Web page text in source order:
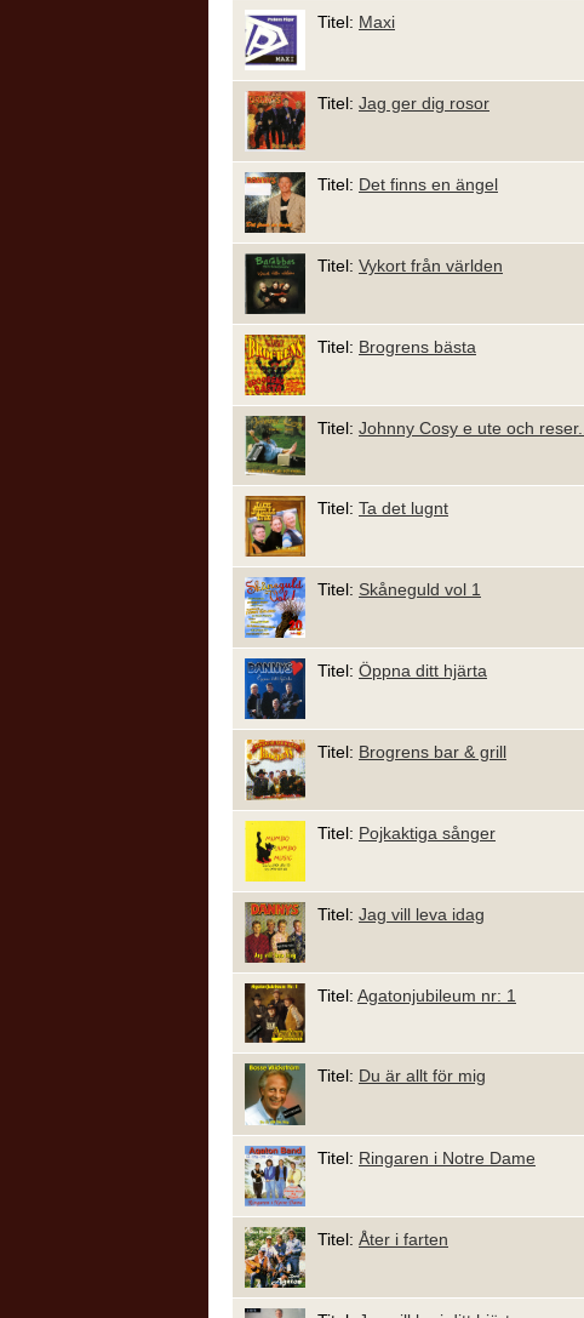
Titel: Maxi
Titel: Jag ger dig rosor
Titel: Det finns en ängel
Titel: Vykort från världen
Titel: Brogrens bästa
Titel: Johnny Cosy e ute och reser...
Titel: Ta det lugnt
Titel: Skåneguld vol 1
Titel: Öppna ditt hjärta
Titel: Brogrens bar & grill
Titel: Pojkaktiga sånger
Titel: Jag vill leva idag
Titel: Agatonjubileum nr: 1
Titel: Du är allt för mig
Titel: Ringaren i Notre Dame
Titel: Åter i farten